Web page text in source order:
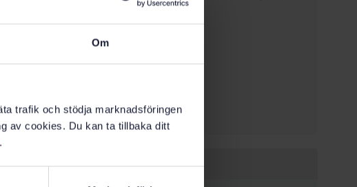
Om
trafik och stödja marknadsföringen
av cookies. Du kan ta tillbaka ditt
.
Projektledare
christopher.walden@sis.se
daniela.trocilo@sis.se
Inom samma område